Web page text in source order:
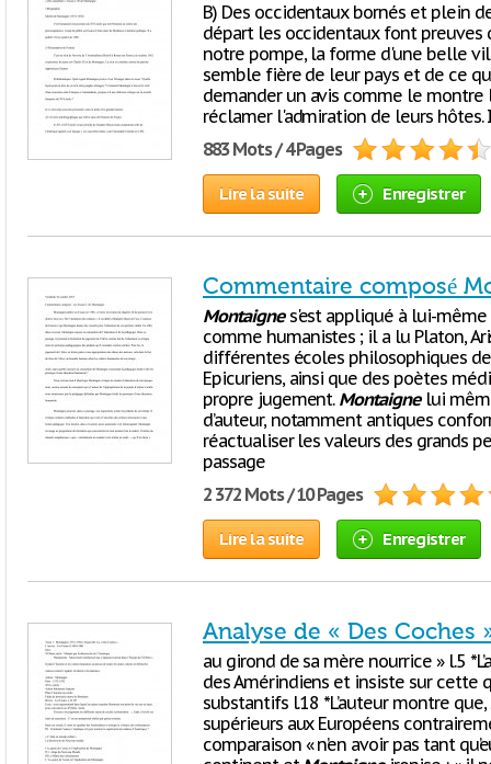
B) Des occidentaux bornés et plein
départ les occidentaux font preuves
notre pompe, la forme d'une belle
semble fière de leur pays et de ce
demander un avis comme le
réclamer l'admiration de leurs hôtes.
883 Mots / 4 Pages
Lire la suite Enregistrer
Commentaire composé
Montaignes'est appliqué à lui-même
comme humanistes ; il a lu Platon,
différentes écoles philosophiques
Epicuriens, ainsi que des poètes
propre jugement. Montaignelui
d’auteur, notamment antiques
réactualiser les valeurs des grands
passage
2 372 Mots / 10 Pages
Lire la suite Enregistrer
Analyse de « Des Coches
au girond de sa mère nourrice » l.5
des Amérindiens et insiste sur cette
substantifs l.18 *L’auteur montre
supérieurs aux Européens
comparaison « n’en avoir pas tant